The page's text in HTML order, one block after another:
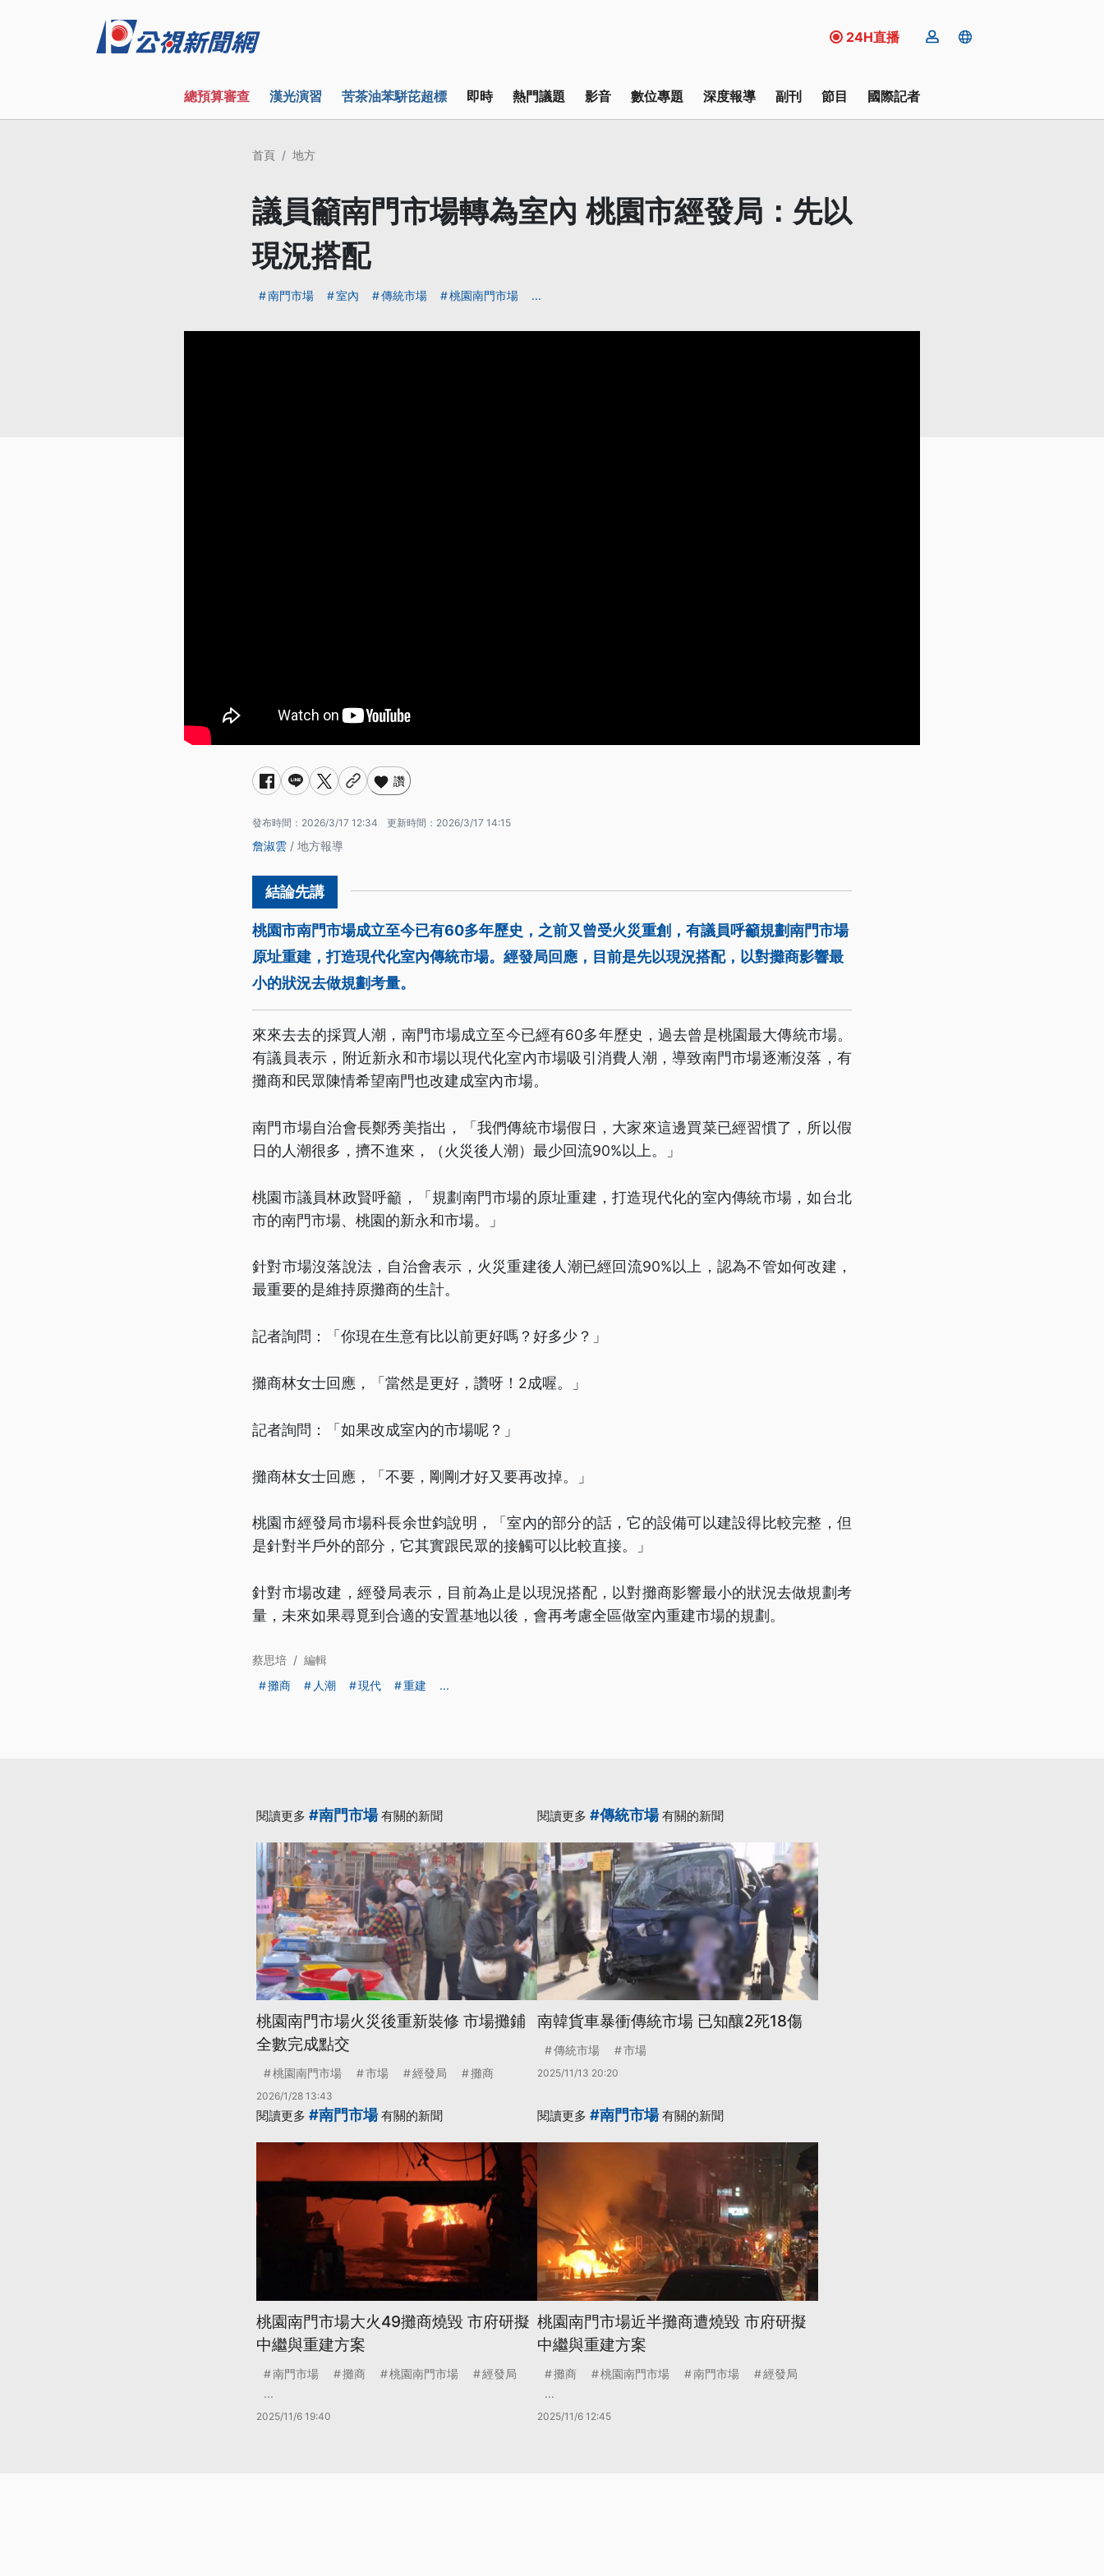
24H直播
總預算審查 漢光演習 苦茶油苯駢芘超標 即時 熱門議題 影音 數位專題 深度報導 副刊 節目 國際記者
首頁 地方
議員籲南門市場轉為室內 桃園市經發局：先以
現況搭配
南門市場 室內 傳統市場 桃園南門市場 ...
讚
發布時間： 2026/3/17 12:34 更新時間： 2026/3/17 14:15
詹淑雲 / 地方報導
桃園市南門市場成立至今已有60多年歷史，之前又曾受火災重創，有議員呼籲規劃南門市場
原址重建，打造現代化室內傳統市場。經發局回應，目前是先以現況搭配，以對攤商影響最
小的狀況去做規劃考量。
來來去去的採買人潮，南門市場成立至今已經有60多年歷史，過去曾是桃園最大傳統市場。
有議員表示，附近新永和市場以現代化室內市場吸引消費人潮，導致南門市場逐漸沒落，有
攤商和民眾陳情希望南門也改建成室內市場。
南門市場自治會長鄭秀美指出，「我們傳統市場假日，大家來這邊買菜已經習慣了，所以假
日的人潮很多，擠不進來，（火災後人潮）最少回流90%以上。」
桃園市議員林政賢呼籲，「規劃南門市場的原址重建，打造現代化的室內傳統市場，如台北
市的南門市場、桃園的新永和市場。」
針對市場沒落說法，自治會表示，火災重建後人潮已經回流90%以上，認為不管如何改建，
最重要的是維持原攤商的生計。
記者詢問：「你現在生意有比以前更好嗎？好多少？」
攤商林女士回應，「當然是更好，讚呀！2成喔。」
記者詢問：「如果改成室內的市場呢？」
攤商林女士回應，「不要，剛剛才好又要再改掉。」
桃園市經發局市場科長余世鈞說明，「室內的部分的話，它的設備可以建設得比較完整，但
是針對半戶外的部分，它其實跟民眾的接觸可以比較直接。」
針對市場改建，經發局表示，目前為止是以現況搭配，以對攤商影響最小的狀況去做規劃考
量，未來如果尋覓到合適的安置基地以後，會再考慮全區做室內重建市場的規劃。
蔡思培 / 編輯
攤商
人潮 現代 重建 ...
閱讀更多 #南門市場有關的新聞
桃園南門市場火災後重新裝修 市場攤鋪
全數完成點交
桃園南門市場 市場 經發局 攤商
2026/1/28 13:43
閱讀更多 #傳統市場有關的新聞
南韓貨車暴衝傳統市場 已知釀2死18傷
傳統市場 市場
2025/11/13 20:20
閱讀更多 #南門市場有關的新聞
桃園南門市場大火49攤商燒毀 市府研擬
中繼與重建方案
南門市場 攤商 桃園南門市場
經發局
...
2025/11/6 19:40
閱讀更多 #南門市場有關的新聞
桃園南門市場近半攤商遭燒毀 市府研擬
中繼與重建方案
攤商 桃園南門市場 南門市場
經發局
...
2025/11/6 12:45